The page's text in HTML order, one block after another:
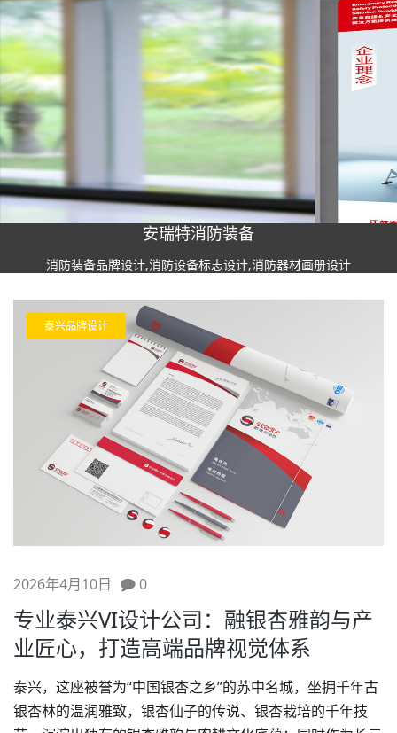
安瑞特消防装备
消防装备品牌设计,消防设备标志设计,消防器材画册设计
泰兴品牌设计
2026年4月10日 0
专业泰兴VI设计公司：融银杏雅韵与产
业匠心，打造高端品牌视觉体系
泰兴，这座被誉为“中国银杏之乡”的苏中名城，坐拥千年古
银杏林的温润雅致，银杏仙子的传说、银杏栽培的千年技